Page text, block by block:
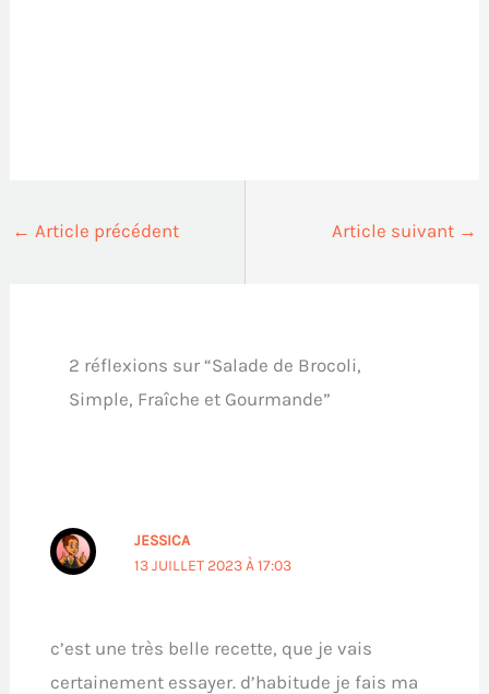
← Article précédent Article suivant →
2 réflexions sur “Salade de Brocoli,
Simple, Fraîche et Gourmande”
JESSICA
13 JUILLET 2023 À 17:03
c’est une très belle recette, que je vais
certainement essayer. d’habitude je fais ma